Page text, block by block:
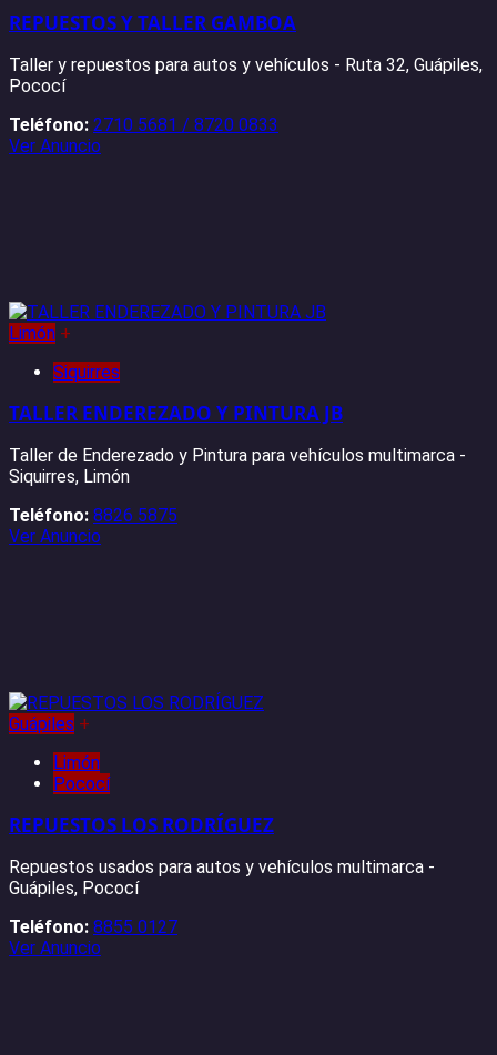
REPUESTOS Y TALLER GAMBOA
Taller y repuestos para autos y vehículos - Ruta 32, Guápiles,
Pococí
Teléfono: 2710 5681 / 8720 0833
Ver Anuncio
Limón +
Siquirres
TALLER ENDEREZADO Y PINTURA JB
Taller de Enderezado y Pintura para vehículos multimarca -
Siquirres, Limón
Teléfono: 8826 5875
Ver Anuncio
Guápiles +
Limón
Pococí
REPUESTOS LOS RODRÍGUEZ
Repuestos usados para autos y vehículos multimarca -
Guápiles, Pococí
Teléfono: 8855 0127
Ver Anuncio